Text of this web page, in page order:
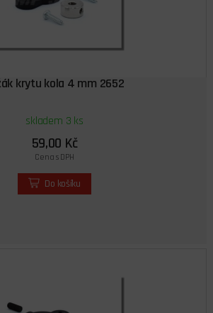
krytu kola 4 mm 2652
skladem 3 ks
59,00 Kč
Cena s DPH
Do košíku